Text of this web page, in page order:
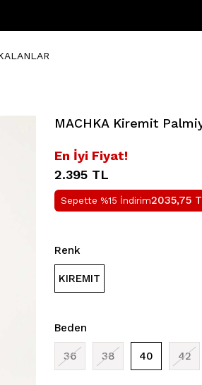
MACHKA Kiremit
En İyi Fiyat!
2.395 TL
Sepette %15 İndirim2035,75
Renk
KIREMIT
Beden
36 38 40 42